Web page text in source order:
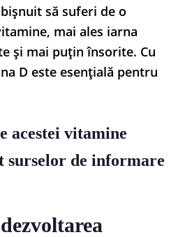
să suferi de o
mai ales iarna
și mai puțin însorite. Cu
D este esențială pentru
acestei vitamine
surselor de informare